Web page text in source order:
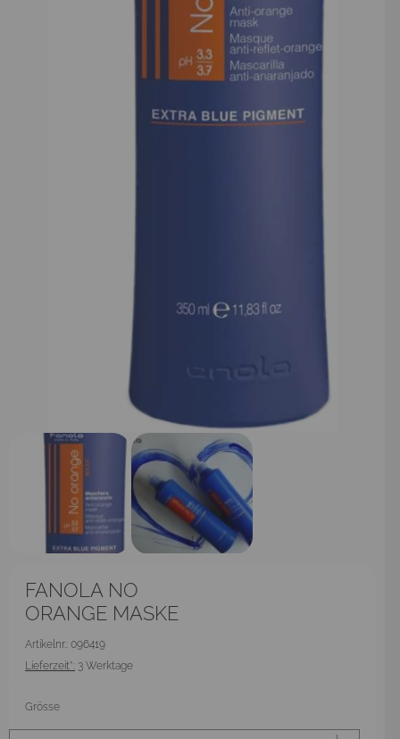
FANOLA NO
ORANGE MASKE
Artikelnr.: 096419
Lieferzeit*: 3 Werktage
Grösse